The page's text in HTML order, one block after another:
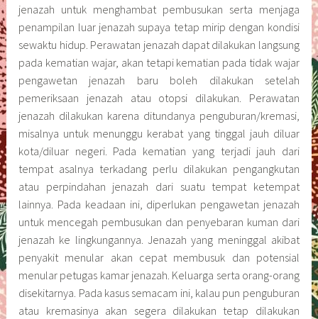
jenazah untuk menghambat pembusukan serta menjaga
penampilan luar jenazah supaya tetap mirip dengan kondisi
sewaktu hidup. Perawatan jenazah dapat dilakukan langsung
pada kematian wajar, akan tetapi kematian pada tidak wajar
pengawetan jenazah baru boleh dilakukan setelah
pemeriksaan jenazah atau otopsi dilakukan. Perawatan
jenazah dilakukan karena ditundanya penguburan/kremasi,
misalnya untuk menunggu kerabat yang tinggal jauh diluar
kota/diluar negeri. Pada kematian yang terjadi jauh dari
tempat asalnya terkadang perlu dilakukan pengangkutan
atau perpindahan jenazah dari suatu tempat ketempat
lainnya. Pada keadaan ini, diperlukan pengawetan jenazah
untuk mencegah pembusukan dan penyebaran kuman dari
jenazah ke lingkungannya. Jenazah yang meninggal akibat
penyakit menular akan cepat membusuk dan potensial
menular petugas kamar jenazah. Keluarga serta orang-orang
disekitarnya. Pada kasus semacam ini, kalau pun penguburan
atau kremasinya akan segera dilakukan tetap dilakukan